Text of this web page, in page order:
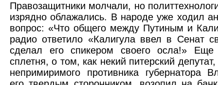
Правозащитники молчали, но
изрядно облажались. В народе уже ходил
вопрос: «Что общего между Путиным и
радио ответило «Калигула ввел в Сенат
сделал его спикером своего осла!» Еще
сплетня, о том, как некий питерский
непримиримого противника губернатора